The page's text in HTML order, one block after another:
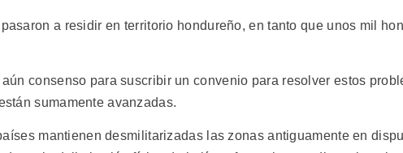
a residir en territorio hondureño, en tanto que unos mil
consenso para suscribir un convenio para resolver estos
sumamente avanzadas.
mantienen desmilitarizadas las zonas antiguamente en